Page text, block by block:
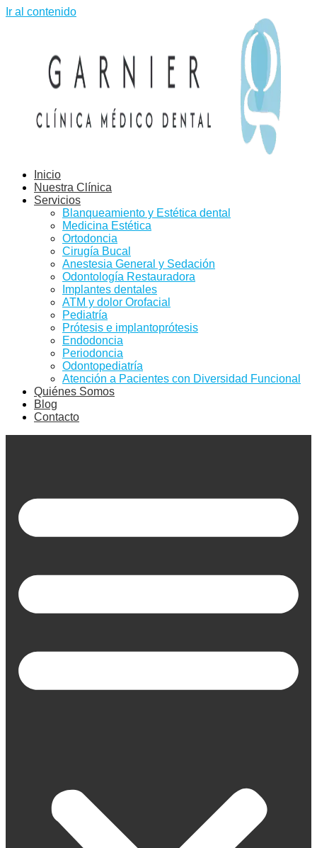
Ir al contenido
Inicio
Nuestra Clínica
Servicios
Blanqueamiento y Estética dental
Medicina Estética
Ortodoncia
Cirugía Bucal
Anestesia General y Sedación
Odontología Restauradora
Implantes dentales
ATM y dolor Orofacial
Pediatría
Prótesis e implantoprótesis
Endodoncia
Periodoncia
Odontopediatría
Atención a Pacientes con Diversidad Funcional
Quiénes Somos
Blog
Contacto